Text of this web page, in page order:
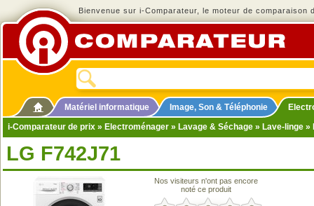
Bienvenue sur i-Comparateur, le moteur de comparaison
Matériel informatique Image, Son & Téléphonie
i-Comparateur de prix » Electroménager » Lavage & Séchage » Lave-linge »
LG F742J71
Nos visiteurs n'ont pas encore
noté ce produit